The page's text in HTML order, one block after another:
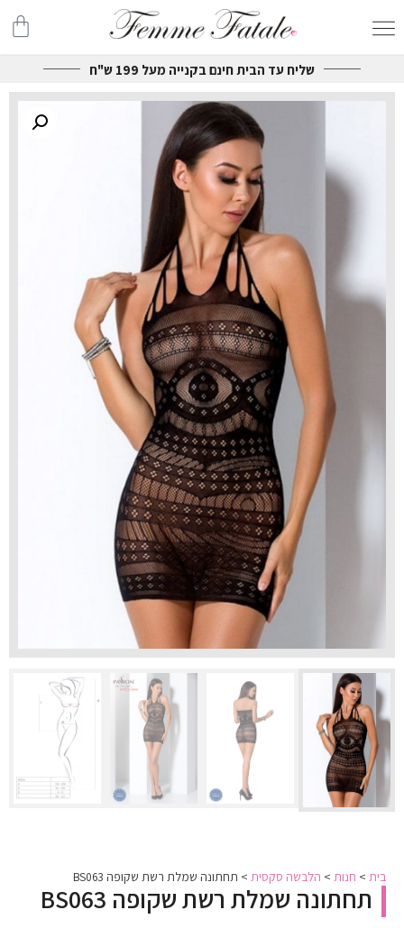
שליח עד הבית חינם בקנייה מעל 199 ש"ח
בית > חנות > הלבשה סקסית > תחתונה שמלת רשת שקופה BS063
תחתונה שמלת רשת שקופה BS063